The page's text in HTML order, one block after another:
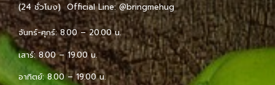
(24 ชั่วโมง) Official Line:@bringmehug
จันทร์-ศุกร์: 8.00 – 20.00 น.
เสาร์: 8.00 – 19.00 น.
อาทิตย์: 8.00 – 19.00 น.